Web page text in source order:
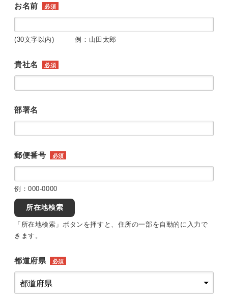
お名前 必須
(30文字以内) 例：山田太郎
貴社名 必須
部署名
郵便番号 必須
例：000-0000
所在地検索
「所在地検索」ボタンを押すと、住所の一部を自動的に入力で
きます。
都道府県 必須